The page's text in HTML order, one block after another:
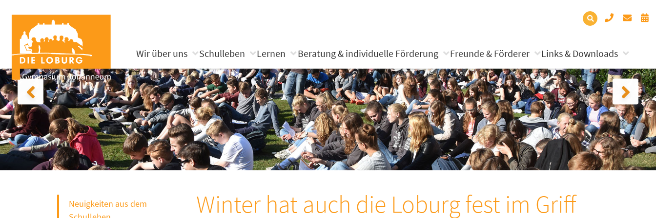
Wir über uns Schulleben Lernen Beratung & individuelle Förderung Freunde & Förderer Links & Downloads
Neuigkeiten aus dem
Winter hat auch die Loburg fest im Griff